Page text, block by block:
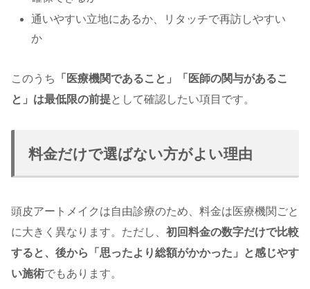
通いやすい立地にあるか、リタッチで再訪しやすい
か
このうち
「医療機関であること」「医師の関与があるこ
と」は最低限の前提として確認したい項目です。
料金だけで選ばない方がよい理由
頭皮アートメイクは自由診療のため、料金は医療機関ごと
に大きく異なります。ただし、 初回料金の数字だけで比較
すると、後から「思ったより総額がかかった」と感じやす
い施術でもあります。